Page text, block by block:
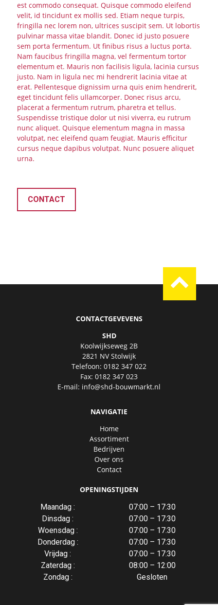
est commodo consequat. Quisque commodo eleifend
velit, id tincidunt ex mollis sed. Etiam neque turpis,
fringilla nec lorem non, ultrices suscipit sem. Ut lobortis
pulvinar massa vitae blandit. Donec id justo posuere
sem porta fermentum. Ut finibus risus a luctus porta.
Nam faucibus fringilla magna, vel fermentum tortor
elementum et. Mauris non facilisis ligula, lacinia cursus
justo. Nam in ligula nec mi hendrerit lacinia vitae at
erat. Pellentesque dignissim urna quis enim hendrerit,
eget tincidunt felis ullamcorper. Donec risus arcu,
placerat a fermentum rutrum, pharetra et tellus.
Suspendisse tristique dolor ut nisi viverra, eu rutrum
nunc aliquet. Quisque elementum magna in massa
volutpat, nec eleifend quam feugiat. Mauris efficitur
cursus neque dapibus volutpat. Nunc posuere aliquet
urna.
CONTACT
CONTACTGEVEVENS
SHD
Koolwijkseweg 2B
2821 NV Stolwijk
Telefoon: 0182 347 022
Fax: 0182 347 023
E-mail: info@shd-bouwmarkt.nl
NAVIGATIE
Home
Assortiment
Bedrijven
Over ons
Contact
OPENINGSTIJDEN
Maandag :
07:00 – 17:30
Dinsdag :
07:00 – 17:30
Woensdag :
07:00 – 17:30
Donderdag :
07:00 – 17:30
Vrijdag :
07:00 – 17:30
Zaterdag :
08:00 – 12:00
Zondag :
Gesloten